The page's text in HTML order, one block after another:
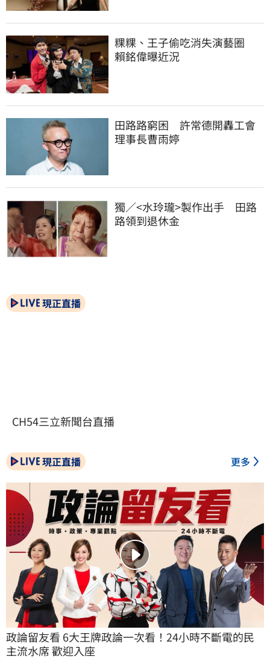
粿粿、王子偷吃消失演藝圈
賴銘偉曝近況
田路路窮困　許常德開轟工會
理事長曹雨婷
獨／<水玲瓏>製作出手　田路
路領到退休金
現正直播
CH54三立新聞台直播
現正直播 更多
政論留友看 6大王牌政論一次看！24小時不斷電的民
主流水席 歡迎入座